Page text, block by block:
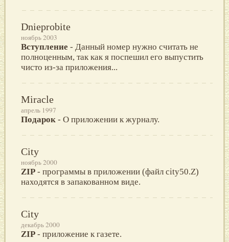
Dnieprobite
ноябрь 2003
Вступление - Данный номер нужно считать не
полноценным, так как я поспешил его выпустить
чисто из-за приложения...
Miracle
апрель 1997
Подарок - О приложении к журналу.
City
ноябрь 2000
ZIP - программы в приложении (файл city50.Z)
находятся в запакованном виде.
City
декабрь 2000
ZIP - приложение к газете.